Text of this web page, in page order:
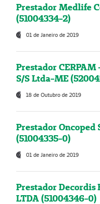
Prestador Medlife
(51004334-2)
01 de Janeiro de 2019
Prestador
S/S Ltda-ME
18 de Outubro de 2019
Prestador Oncoped
(51004335-0)
01 de Janeiro de 2019
Prestador Decordis
LTDA (51004346-0)